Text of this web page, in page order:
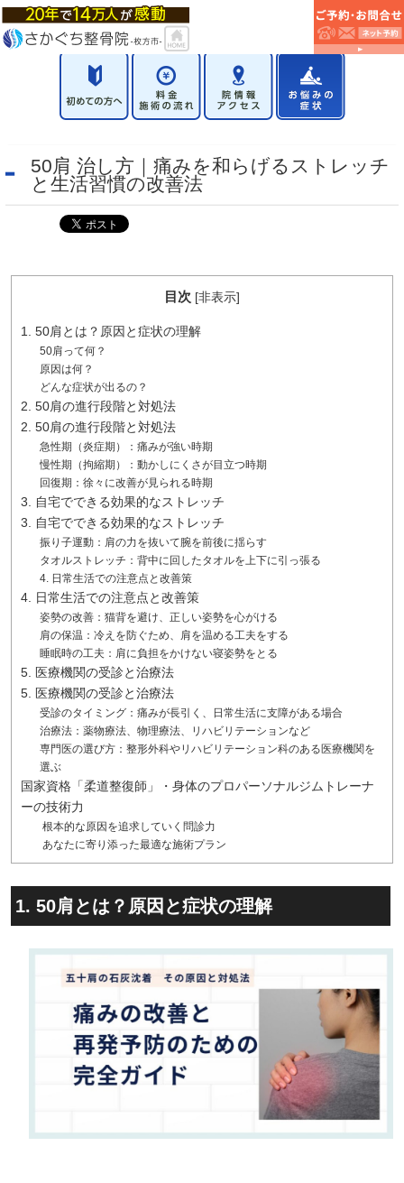
50肩 治し方｜痛みを和らげるストレッチ
と生活習慣の改善法
目次 [非表示]
1. 50肩とは？原因と症状の理解
50肩って何？
原因は何？
どんな症状が出るの？
2. 50肩の進行段階と対処法
2. 50肩の進行段階と対処法
急性期（炎症期）：痛みが強い時期
慢性期（拘縮期）：動かしにくさが目立つ時期
回復期：徐々に改善が見られる時期
3. 自宅でできる効果的なストレッチ
3. 自宅でできる効果的なストレッチ
振り子運動：肩の力を抜いて腕を前後に揺らす
タオルストレッチ：背中に回したタオルを上下に引っ張る
4. 日常生活での注意点と改善策
4. 日常生活での注意点と改善策
姿勢の改善：猫背を避け、正しい姿勢を心がける
肩の保温：冷えを防ぐため、肩を温める工夫をする
睡眠時の工夫：肩に負担をかけない寝姿勢をとる
5. 医療機関の受診と治療法
5. 医療機関の受診と治療法
受診のタイミング：痛みが長引く、日常生活に支障がある場合
治療法：薬物療法、物理療法、リハビリテーションなど
専門医の選び方：整形外科やリハビリテーション科のある医療機関を
選ぶ
国家資格「柔道整復師」・身体のプロパーソナルジムトレーナ
ーの技術力
根本的な原因を追求していく問診力
あなたに寄り添った最適な施術プラン
1. 50肩とは？原因と症状の理解